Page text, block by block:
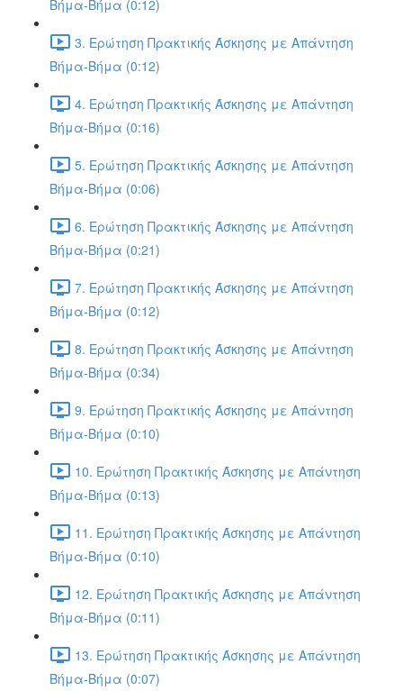
Βήμα-Βήμα (0:12)
3. Ερώτηση Πρακτικής Άσκησης με Απάντηση
Βήμα-Βήμα (0:12)
4. Ερώτηση Πρακτικής Άσκησης με Απάντηση
Βήμα-Βήμα (0:16)
5. Ερώτηση Πρακτικής Άσκησης με Απάντηση
Βήμα-Βήμα (0:06)
6. Ερώτηση Πρακτικής Άσκησης με Απάντηση
Βήμα-Βήμα (0:21)
7. Ερώτηση Πρακτικής Άσκησης με Απάντηση
Βήμα-Βήμα (0:12)
8. Ερώτηση Πρακτικής Άσκησης με Απάντηση
Βήμα-Βήμα (0:34)
9. Ερώτηση Πρακτικής Άσκησης με Απάντηση
Βήμα-Βήμα (0:10)
10. Ερώτηση Πρακτικής Άσκησης με Απάντηση
Βήμα-Βήμα (0:13)
11. Ερώτηση Πρακτικής Άσκησης με Απάντηση
Βήμα-Βήμα (0:10)
12. Ερώτηση Πρακτικής Άσκησης με Απάντηση
Βήμα-Βήμα (0:11)
13. Ερώτηση Πρακτικής Άσκησης με Απάντηση
Βήμα-Βήμα (0:07)